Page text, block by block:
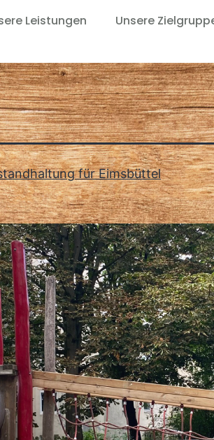
Leistungen Unsere
für Eimsbüttel